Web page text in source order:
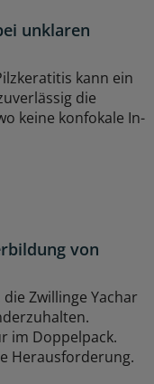
unklaren
kann ein
die
keine konfokale In-
von
Zwillinge Yachar
im Doppelpack.
Herausforderung.